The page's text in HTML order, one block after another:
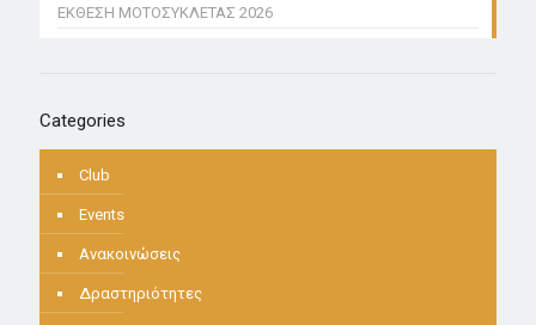
ΕΚΘΕΣΗ ΜΟΤΟΣΥΚΛΕΤΑΣ 2026
Categories
Club
Events
Ανακοινώσεις
Δραστηριότητες